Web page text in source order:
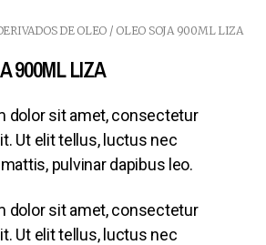
DE OLEO / OLEO SOJA 900ML LIZA
900ML LIZA
dolor sit amet, consectetur
Ut elit tellus, luctus nec
pulvinar dapibus leo.
dolor sit amet, consectetur
Ut elit tellus, luctus nec